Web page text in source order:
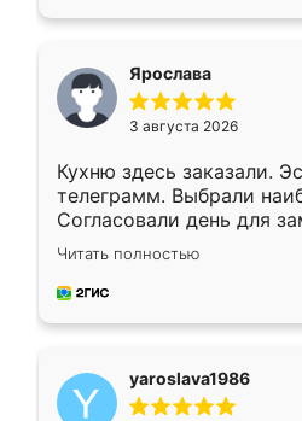
Ярослава
3 августа 2026
Кухню здесь заказали.
телеграмм. Выбрали
Согласовали день для
недели кухня была уже
довольны работой.
мебель за качественную
Читать полностью
yaroslava1986